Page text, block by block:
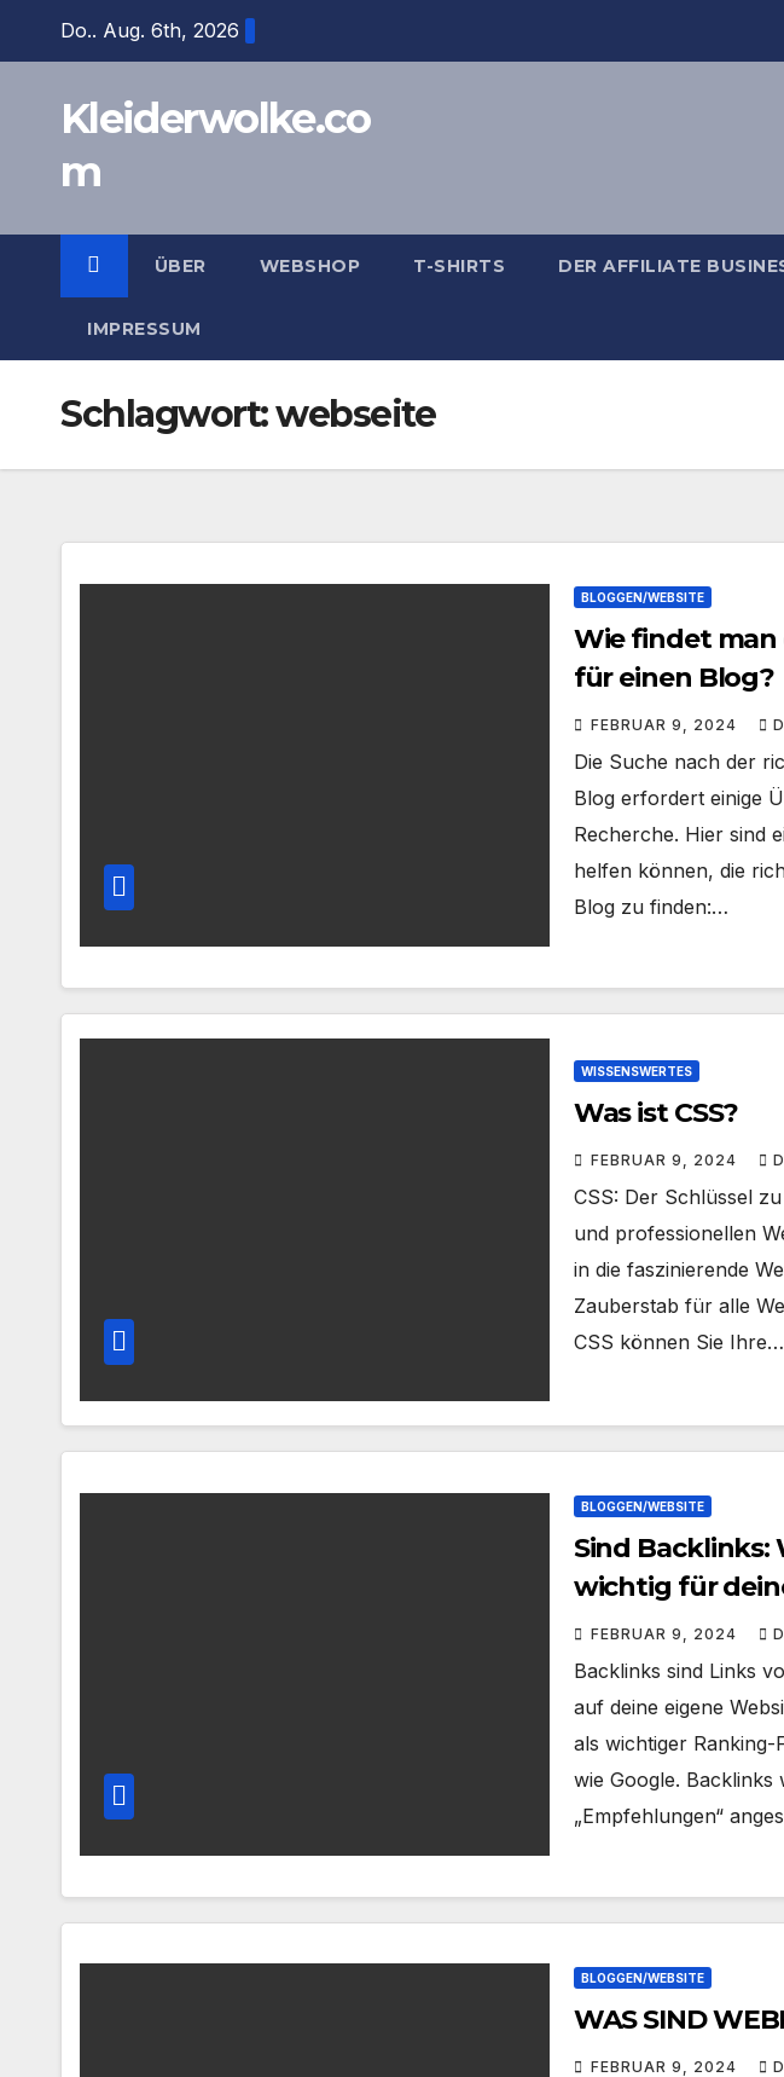
Do.. Aug. 6th, 2026
Kleiderwolke.co
m
ÜBER WEBSHOP T-SHIRTS DER AFFILIATE
IMPRESSUM
Schlagwort:webseite
BLOGGEN/WEBSITE
Wie findet man
für einen Blog?
FEBRUAR 9, 2024
Die Suche nach der
Blog erfordert einige
Recherche. Hier sind
helfen können, die
Blog zu finden:…
WISSENSWERTES
Was ist CSS?
FEBRUAR 9, 2024
CSS: Der Schlüssel
und professionellen
in die faszinierende
Zauberstab für alle
CSS können Sie Ihre…
BLOGGEN/WEBSITE
Sind Backlinks:
wichtig für
FEBRUAR 9, 2024
Backlinks sind Links
auf deine eigene
als wichtiger
wie Google. Backlinks
„Empfehlungen“
BLOGGEN/WEBSITE
WAS SIND
FEBRUAR 9, 2024